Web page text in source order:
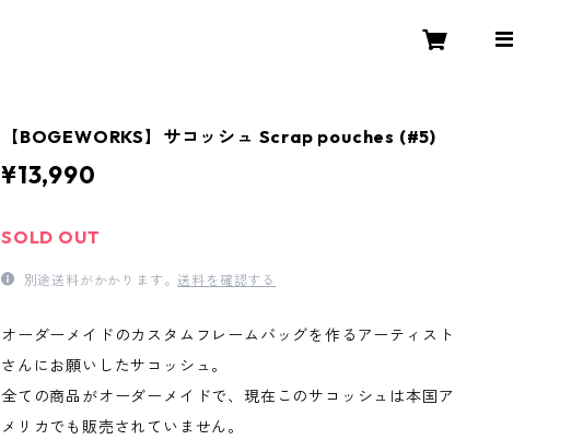
【BOGEWORKS】サコッシュ Scrap pouches (#5)
¥13,990
SOLD OUT
別途送料がかかります。送料を確認する
オーダーメイドのカスタムフレームバッグを作るアーティスト
さんにお願いしたサコッシュ。
全ての商品がオーダーメイドで、現在このサコッシュは本国ア
メリカでも販売されていません。